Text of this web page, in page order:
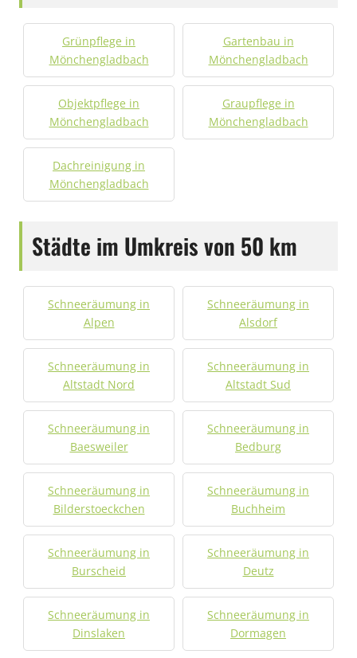
Grünpflege in
Mönchengladbach
Gartenbau in
Mönchengladbach
Objektpflege in
Mönchengladbach
Graupflege in
Mönchengladbach
Dachreinigung in
Mönchengladbach
Städte im Umkreis von 50 km
Schneeräumung in
Alpen
Schneeräumung in
Alsdorf
Schneeräumung in
Altstadt Nord
Schneeräumung in
Altstadt Sud
Schneeräumung in
Baesweiler
Schneeräumung in
Bedburg
Schneeräumung in
Bilderstoeckchen
Schneeräumung in
Buchheim
Schneeräumung in
Burscheid
Schneeräumung in
Deutz
Schneeräumung in
Dinslaken
Schneeräumung in
Dormagen